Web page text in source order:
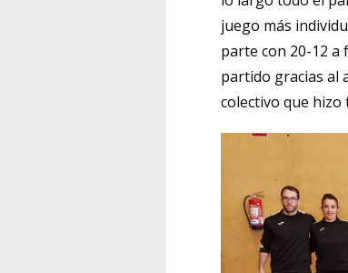
juego más
parte con 20-12 a
partido gracias al
colectivo que